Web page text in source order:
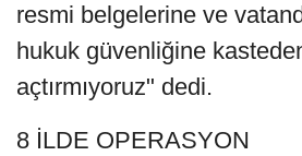
resmi belgelerine ve
hukuk güvenliğine
açtırmıyoruz" dedi.
8 İLDE OPERASYON